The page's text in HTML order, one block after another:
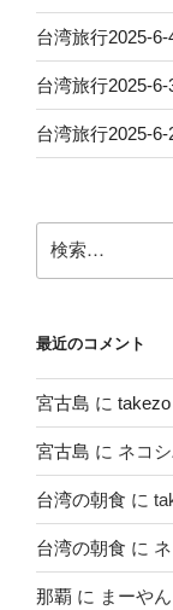
台湾旅行2025-6-
台湾旅行2025-6-
台湾旅行2025-6-
索:
最近のコメント
宮古島 に takezo
宮古島 に ネコ
台湾の朝食 に
台湾の朝食 に
那覇 に まーやん